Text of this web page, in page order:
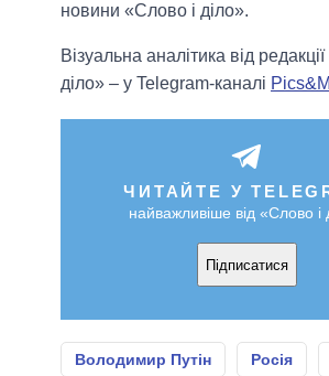
новини «Слово і діло».
Візуальна аналітика від
діло» – у Telegram-каналі
ЧИТАЙТЕ У
найважливіше від «Слово і
Підписатися
Володимир Путін Росія